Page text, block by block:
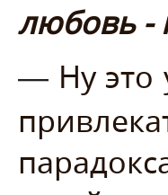
любовь -
— Ну